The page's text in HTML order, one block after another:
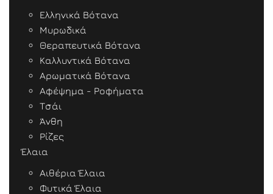
Ελληνικά Βότανα
Μυρωδικά
Θεραπευτικά Βότανα
Καλλυντικά Βότανα
Αρωματικά Βότανα
Αφέψημα - Ροφήματα
Τσάι
Άνθη
Ρίζες
Έλαια
Αιθέρια Έλαια
Φυτικά Έλαια